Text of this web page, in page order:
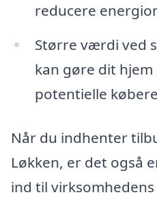
reducere
Større værdi ved
kan gøre dit
potentielle
Når du indhenter
Løkken, er det også
ind til